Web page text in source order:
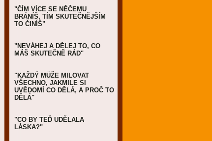
"ČÍM VÍCE SE NĚČEMU
BRÁNÍŠ, TÍM SKUTEČNĚJŠÍM
TO ČINÍŠ"
"NEVÁHEJ A DĚLEJ TO, CO
MÁŠ SKUTEČNĚ RÁD"
"KAŽDÝ MŮŽE MILOVAT
VŠECHNO, JAKMILE SI
UVĚDOMÍ CO DĚLÁ, A PROČ TO
DĚLÁ"
"CO BY TEĎ UDĚLALA
LÁSKA?"